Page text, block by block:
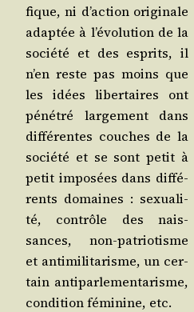
fique, ni d’ac­tion ori­gi­nale
adap­tée à l’é­vo­lu­tion de la
socié­té et des esprits, il
n’en reste pas moins que
les idées liber­taires ont
péné­tré lar­ge­ment dans
dif­fé­rentes couches de la
socié­té et se sont petit à
petit impo­sées dans dif­fé­
rents domaines : sexua­li­
té, contrôle des nais­
sances, non-patrio­tisme
et anti­mi­li­ta­risme, un cer­
tain anti­par­le­men­ta­risme,
condi­tion fémi­nine, etc.